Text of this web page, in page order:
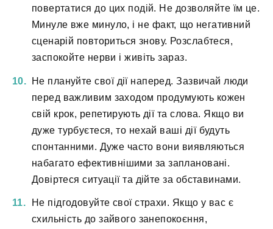
повертатися до цих подій. Не дозволяйте їм це.
Минуле вже минуло, і не факт, що негативний
сценарій повториться знову. Розслабтеся,
заспокойте нерви і живіть зараз.
Не плануйте свої дії наперед. Зазвичай люди
перед важливим заходом продумують кожен
свій крок, репетирують дії та слова. Якщо ви
дуже турбуєтеся, то нехай ваші дії будуть
спонтанними. Дуже часто вони виявляються
набагато ефективнішими за заплановані.
Довіртеся ситуації та дійте за обставинами.
Не підгодовуйте свої страхи. Якщо у вас є
схильність до зайвого занепокоєння,